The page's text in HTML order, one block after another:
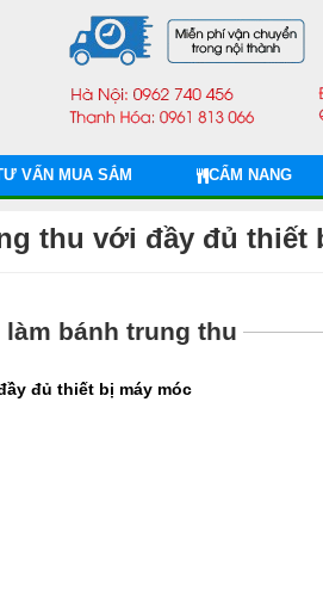
VẤN MUA SẮM CẨM NANG
thu với đầy đủ thiết
làm bánh trung thu
đủ thiết bị máy móc